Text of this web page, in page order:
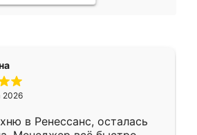
2026
в Ренессанс, осталась